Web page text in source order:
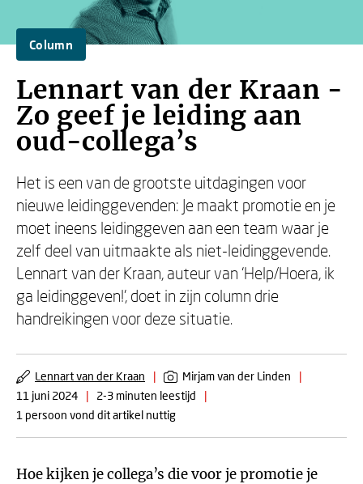
Column
Lennart van der Kraan -
Zo geef je leiding aan
oud-collega’s
Het is een van de grootste uitdagingen voor
nieuwe leidinggevenden: Je maakt promotie en je
moet ineens leidinggeven aan een team waar je
zelf deel van uitmaakte als niet-leidinggevende.
Lennart van der Kraan, auteur van ‘Help/Hoera, ik
ga leidinggeven!’, doet in zijn column drie
handreikingen voor deze situatie.
Lennart van der Kraan | Mirjam van der Linden
|
11 juni 2024
| 2-3 minuten leestijd
|
1 persoon vond dit artikel nuttig
Hoe kijken je collega’s die voor je promotie je